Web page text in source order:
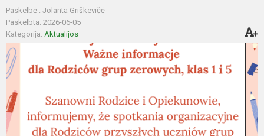
Paskelbė : Jolanta Griškevičė
Paskelbta: 2026-06-05
Kategorija: Aktualijos